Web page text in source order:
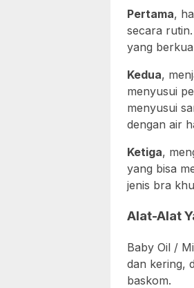
Pertama,
secara
yang
Kedua,
menyusui
menyusui
dengan air
Ketiga,
yang bisa
jenis bra
Alat-Alat
Baby Oil /
dan kering,
baskom.